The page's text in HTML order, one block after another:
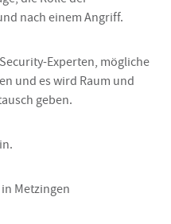
nach einem Angriff.
Experten, mögliche
und es wird Raum und
geben.
Metzingen